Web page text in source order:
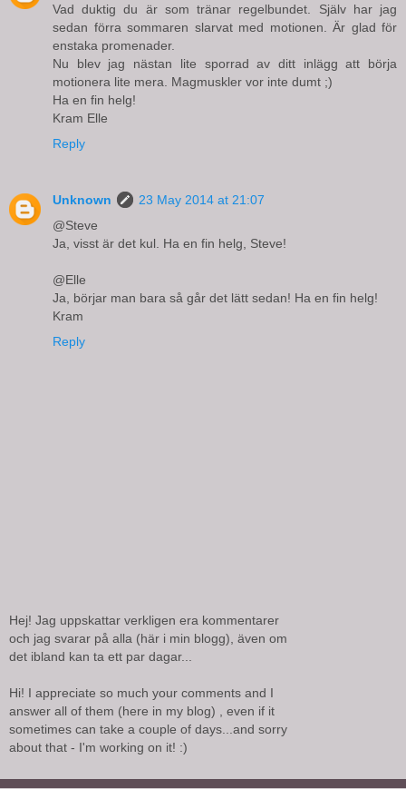
Vad duktig du är som tränar regelbundet. Själv har jag
sedan förra sommaren slarvat med motionen. Är glad för
enstaka promenader.
Nu blev jag nästan lite sporrad av ditt inlägg att börja
motionera lite mera. Magmuskler vor inte dumt ;)
Ha en fin helg!
Kram Elle
Reply
Unknown
23 May 2014 at 21:07
@Steve
Ja, visst är det kul. Ha en fin helg, Steve!
@Elle
Ja, börjar man bara så går det lätt sedan! Ha en fin helg!
Kram
Reply
Hej! Jag uppskattar verkligen era kommentarer
och jag svarar på alla (här i min blogg), även om
det ibland kan ta ett par dagar...
Hi! I appreciate so much your comments and I
answer all of them (here in my blog) , even if it
sometimes can take a couple of days...and sorry
about that - I'm working on it! :)